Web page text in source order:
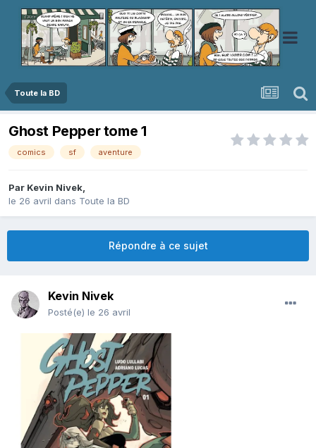
Toute la BD
Ghost Pepper tome 1
comics sf aventure
Par Kevin Nivek,
le 26 avril dans Toute la BD
Répondre à ce sujet
Kevin Nivek
Posté(e) le 26 avril